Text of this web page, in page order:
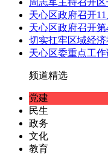
周志军主持召开
天心区政府召开
天心区政府召开
切实扛牢区域经
天心区委重点工
频道精选
党建
民生
政务
文化
教育